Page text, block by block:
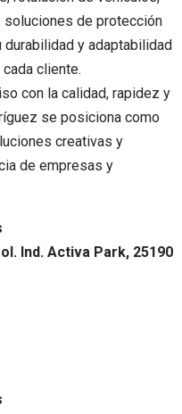
de protección
y adaptabilidad
cliente.
con la calidad, rapidez y
se posiciona como
creativas y
de empresas y
Ind. Activa Park, 25190